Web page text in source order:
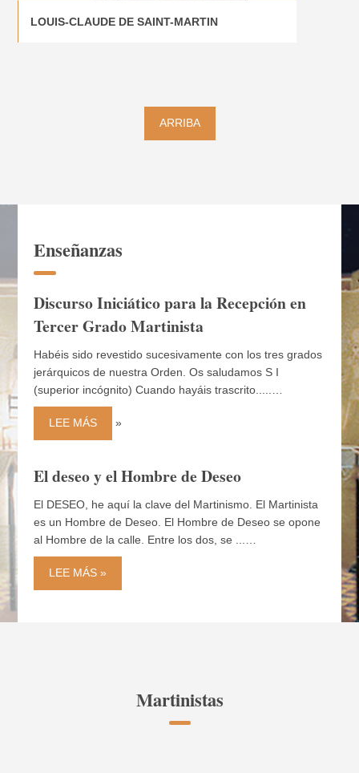
LOUIS-CLAUDE DE SAINT-MARTIN
ARRIBA
Enseñanzas
Discurso Iniciático para la Recepción en
Tercer Grado Martinista
Habéis sido revestido sucesivamente con los tres grados
jerárquicos de nuestra Orden. Os saludamos S I
(superior incógnito) Cuando hayáis trascrito.....…
LEE MÁS »
El deseo y el Hombre de Deseo
El DESEO, he aquí la clave del Martinismo. El Martinista
es un Hombre de Deseo. El Hombre de Deseo se opone
al Hombre de la calle. Entre los dos, se ...…
LEE MÁS »
Martinistas